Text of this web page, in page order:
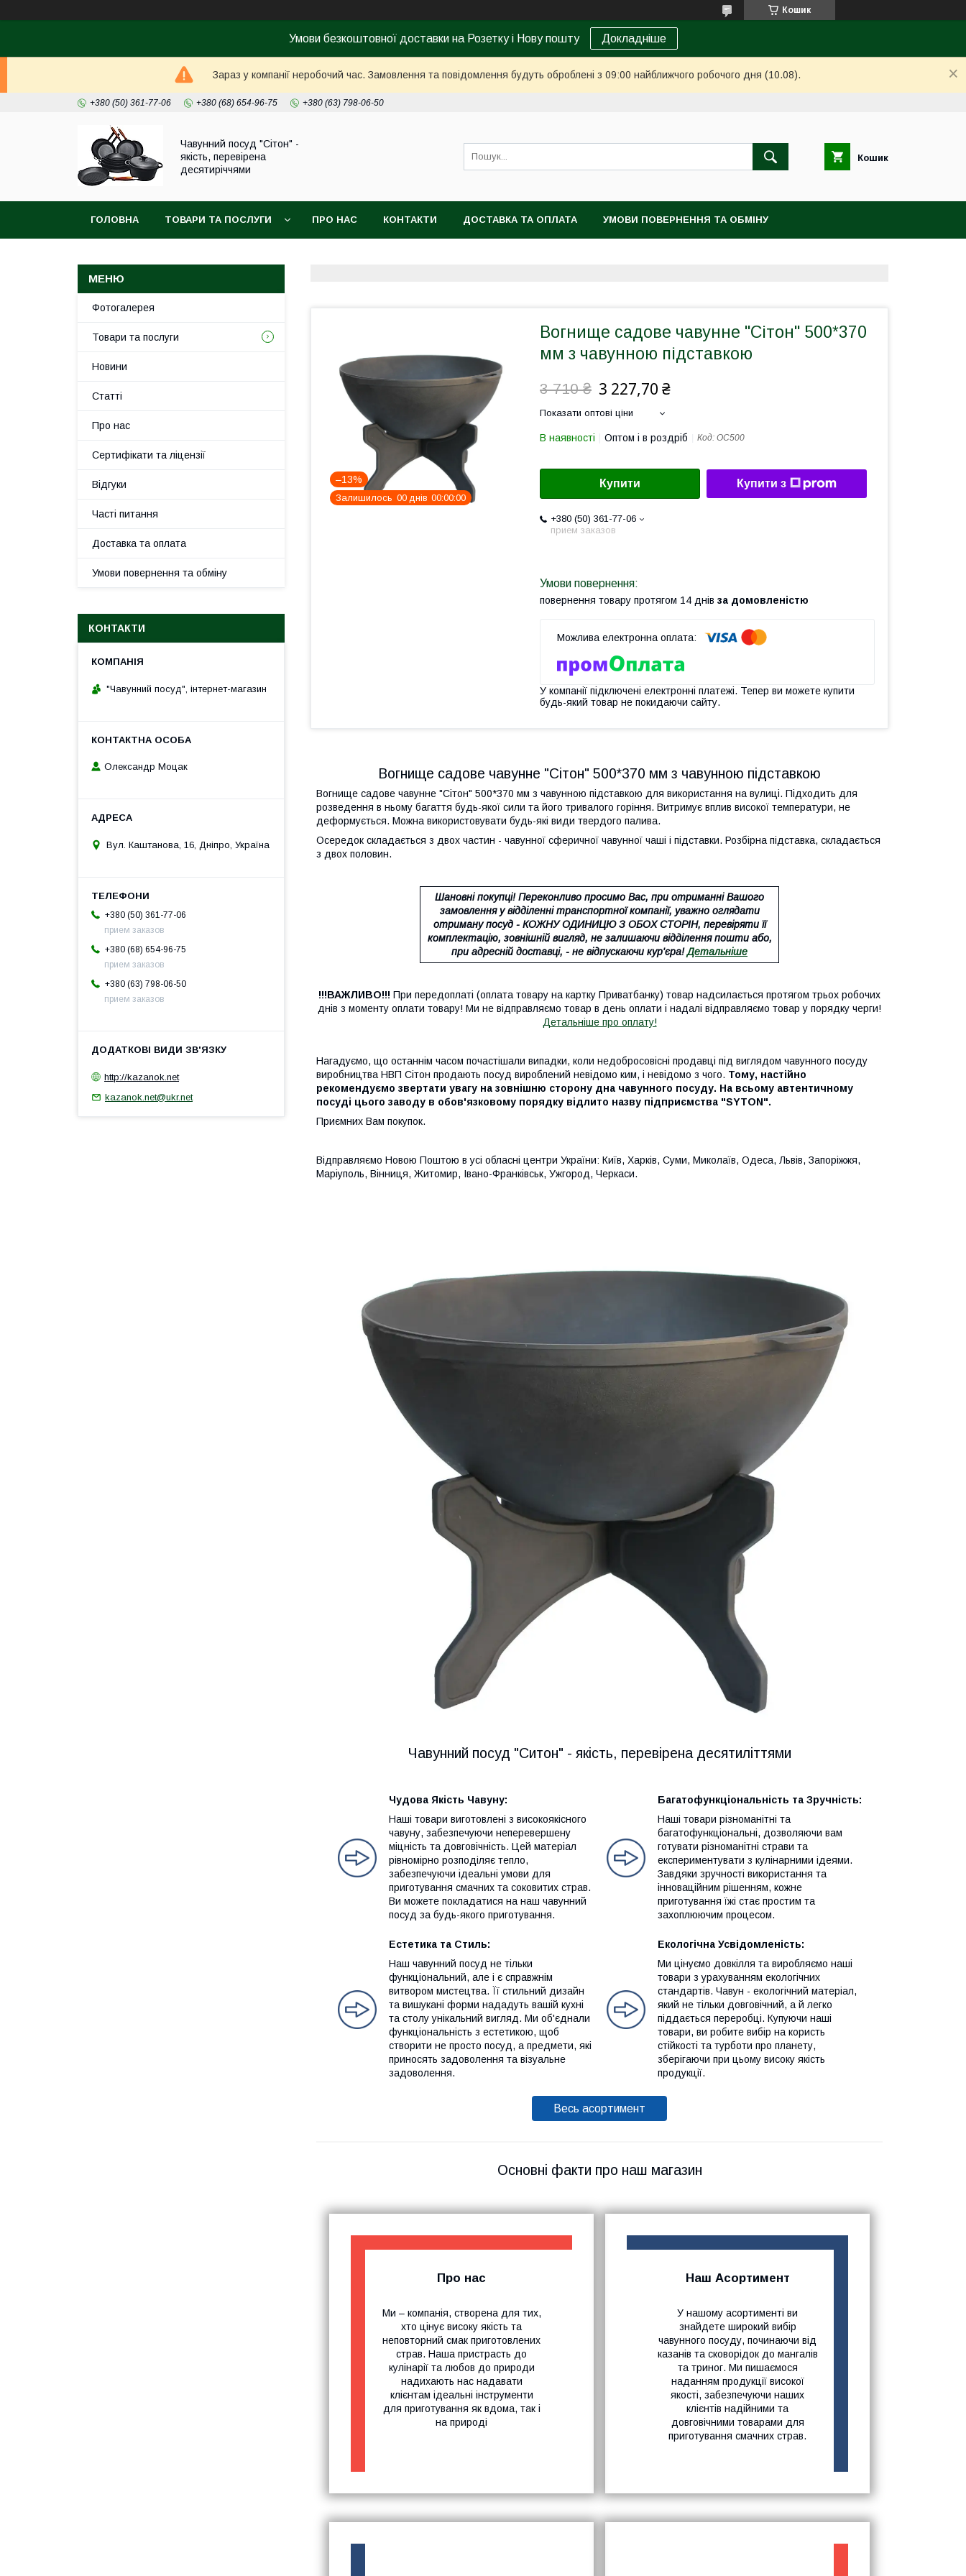
Кошик
Умови безкоштовної доставки на Розетку і Нову пошту Докладніше
Зараз у компанії неробочий час. Замовлення та повідомлення будуть оброблені з 09:00 найближчого робочого дня (10.08).
+380 (50) 361-77-06 +380 (68) 654-96-75 +380 (63) 798-06-50
Чавунний посуд "Сітон" -
якість, перевірена
десятиріччями
Кошик
ГОЛОВНА ТОВАРИ ТА ПОСЛУГИ ПРО НАС КОНТАКТИ ДОСТАВКА ТА ОПЛАТА УМОВИ ПОВЕРНЕННЯ ТА ОБМІНУ
–13%
Залишилось 00 днів 00 00 00
Вогнище садове чавунне "Сітон" 500*370
мм з чавунною підставкою
3 710 ₴ 3 227,70 ₴
Показати оптові ціни
В наявності Оптом і в роздріб Код: ОС500
Купити Купити з
+380 (50) 361-77-06
прием заказов
повернення товару протягом 14 днів за домовленістю
У компанії підключені електронні платежі. Тепер ви можете купити
будь-який товар не покидаючи сайту.
Вогнище садове чавунне "Сітон" 500*370 мм з чавунною підставкою
Вогнище садове чавунне "Сітон" 500*370 мм з чавунною підставкою для використання на вулиці. Підходить для
розведення в ньому багаття будь-якої сили та його тривалого горіння. Витримує вплив високої температури, не
деформується. Можна використовувати будь-які види твердого палива.
Осередок складається з двох частин - чавунної сферичної чавунної чаші і підставки. Розбірна підставка, складається
з двох половин.
Шановні покупці! Переконливо просимо Вас, при отриманні Вашого
замовлення у відділенні транспортної компанії, уважно оглядати
отриману посуд - КОЖНУ ОДИНИЦЮ З ОБОХ СТОРІН, перевіряти її
комплектацію, зовнішній вигляд, не залишаючи відділення пошти або,
при адресній доставці, - не відпускаючи кур'єра!Детальніше
!!!ВАЖЛИВО!!! При передоплаті (оплата товару на картку Приватбанку) товар надсилається протягом трьох робочих
днів з моменту оплати товару! Ми не відправляємо товар в день оплати і надалі відправляємо товар у порядку черги!
Детальніше про оплату!
Нагадуємо, що останнім часом почастішали випадки, коли недобросовісні продавці під виглядом чавунного посуду
виробництва НВП Сітон продають посуд вироблений невідомо ким, і невідомо з чого. Тому, настійно
рекомендуємо звертати увагу на зовнішню сторону дна чавунного посуду. На всьому автентичному
посуді цього заводу в обов'язковому порядку відлито назву підприємства "SYTON".
Приємних Вам покупок.
Відправляємо Новою Поштою в усі обласні центри України: Київ, Харків, Суми, Миколаїв, Одеса, Львів, Запоріжжя,
Маріуполь, Вінниця, Житомир, Івано-Франківськ, Ужгород, Черкаси.
Чавунний посуд "Ситон" - якість, перевірена десятиліттями
Чудова Якість Чавуну:
Наші товари виготовлені з високоякісного
чавуну, забезпечуючи неперевершену
міцність та довговічність. Цей матеріал
рівномірно розподіляє тепло,
забезпечуючи ідеальні умови для
приготування смачних та соковитих страв.
Ви можете покладатися на наш чавунний
посуд за будь-якого приготування.
Естетика та Стиль:
Наш чавунний посуд не тільки
функціональний, але і є справжнім
витвором мистецтва. Її стильний дизайн
та вишукані форми нададуть вашій кухні
та столу унікальний вигляд. Ми об'єднали
функціональність з естетикою, щоб
створити не просто посуд, а предмети, які
приносять задоволення та візуальне
задоволення.
Багатофункціональність та Зручність:
Наші товари різноманітні та
багатофункціональні, дозволяючи вам
готувати різноманітні страви та
експериментувати з кулінарними ідеями.
Завдяки зручності використання та
інноваційним рішенням, кожне
приготування їжі стає простим та
захоплюючим процесом.
Екологічна Усвідомленість:
Ми цінуємо довкілля та виробляємо наші
товари з урахуванням екологічних
стандартів. Чавун - екологічний матеріал,
який не тільки довговічний, а й легко
піддається переробці. Купуючи наші
товари, ви робите вибір на користь
стійкості та турботи про планету,
зберігаючи при цьому високу якість
продукції.
Весь асортимент
Основні факти про наш магазин
Про нас
Ми – компанія, створена для тих,
хто цінує високу якість та
неповторний смак приготовлених
страв. Наша пристрасть до
кулінарії та любов до природи
надихають нас надавати
клієнтам ідеальні інструменти
для приготування як вдома, так і
на природі
Наш Асортимент
У нашому асортименті ви
знайдете широкий вибір
чавунного посуду, починаючи від
казанів та сковорідок до мангалів
та триног. Ми пишаємося
наданням продукції високої
якості, забезпечуючи наших
клієнтів надійними та
довговічними товарами для
приготування смачних страв.
Фотогалерея
Товари та послуги
Новини
Статті
Про нас
Сертифікати та ліцензії
Відгуки
Часті питання
Доставка та оплата
Умови повернення та обміну
КОНТАКТИ
"Чавунний посуд", інтернет-магазин
Олександр Моцак
Вул. Каштанова, 16, Дніпро, Україна
+380 (50) 361-77-06
прием заказов
+380 (68) 654-96-75
прием заказов
+380 (63) 798-06-50
прием заказов
http://kazanok.net
kazanok.net@ukr.net